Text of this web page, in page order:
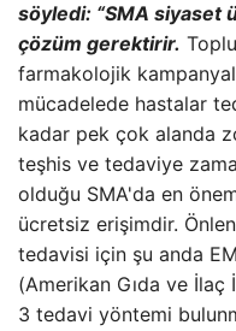
söyledi: “SMA siyaset
çözüm gerektirir.
farmakolojik
mücadelede hastalar
kadar pek çok alanda
teşhis ve tedaviye
olduğu SMA'da en
ücretsiz erişimdir.
tedavisi için şu anda
(Amerikan Gıda ve İlaç
3 tedavi yöntemi